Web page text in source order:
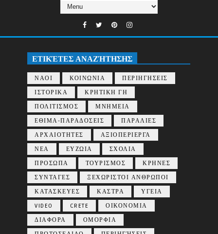
ΕΤΙΚΈΤΕΣ ΑΝΑΖΉΤΗΣΗΣ
ΝΑΟΙ ΚΟΙΝΩΝΙΑ
ΠΕΡΙΗΓΗΣΕΙΣ
ΙΣΤΟΡΙΚΑ
ΚΡΗΤΙΚΗ ΓΗ
ΠΟΛΙΤΙΣΜΟΣ
ΜΝΗΜΕΙΑ
ΕΘΙΜΑ-ΠΑΡΑΔΟΣΕΙΣ
ΠΑΡΑΛΙΕΣ
ΑΡΧΑΙΟΤΗΤΕΣ
ΑΞΙΟΠΕΡΙΕΡΓΑ
ΝΕΑ
ΕΥΖΩΙΑ
ΣΧΟΛΙΑ
ΠΡΟΣΩΠΑ
ΤΟΥΡΙΣΜΟΣ
ΚΡΗΝΕΣ
ΣΥΝΤΑΓΕΣ
ΞΕΧΩΡΙΣΤΟΙ ΑΝΘΡΩΠΟΙ
ΚΑΤΑΣΚΕΥΕΣ
ΚΑΣΤΡΑ
ΥΓΕΙΑ
VIDEO
CRETE
ΟΙΚΟΝΟΜΙΑ
ΔΙΑΦΟΡΑ
ΟΜΟΡΦΙΑ